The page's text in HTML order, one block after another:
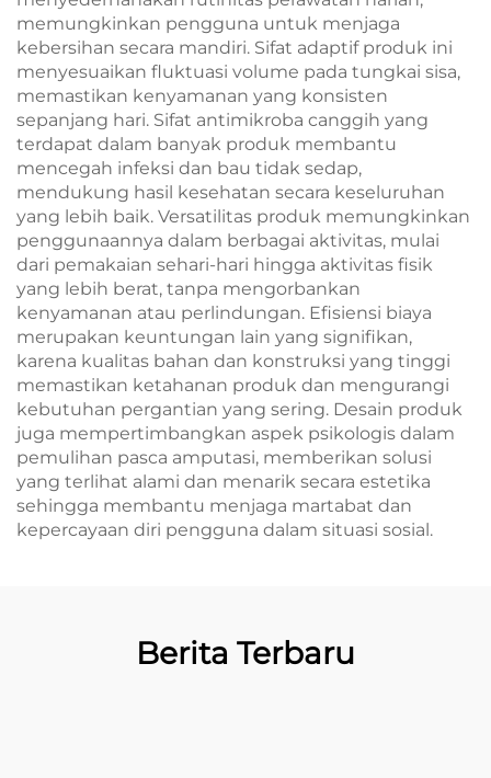
memungkinkan pengguna untuk menjaga
kebersihan secara mandiri. Sifat adaptif produk ini
menyesuaikan fluktuasi volume pada tungkai sisa,
memastikan kenyamanan yang konsisten
sepanjang hari. Sifat antimikroba canggih yang
terdapat dalam banyak produk membantu
mencegah infeksi dan bau tidak sedap,
mendukung hasil kesehatan secara keseluruhan
yang lebih baik. Versatilitas produk memungkinkan
penggunaannya dalam berbagai aktivitas, mulai
dari pemakaian sehari-hari hingga aktivitas fisik
yang lebih berat, tanpa mengorbankan
kenyamanan atau perlindungan. Efisiensi biaya
merupakan keuntungan lain yang signifikan,
karena kualitas bahan dan konstruksi yang tinggi
memastikan ketahanan produk dan mengurangi
kebutuhan pergantian yang sering. Desain produk
juga mempertimbangkan aspek psikologis dalam
pemulihan pasca amputasi, memberikan solusi
yang terlihat alami dan menarik secara estetika
sehingga membantu menjaga martabat dan
kepercayaan diri pengguna dalam situasi sosial.
Berita Terbaru